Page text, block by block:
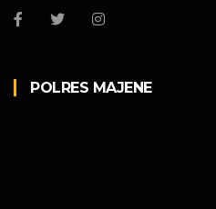
POLRES MAJENE